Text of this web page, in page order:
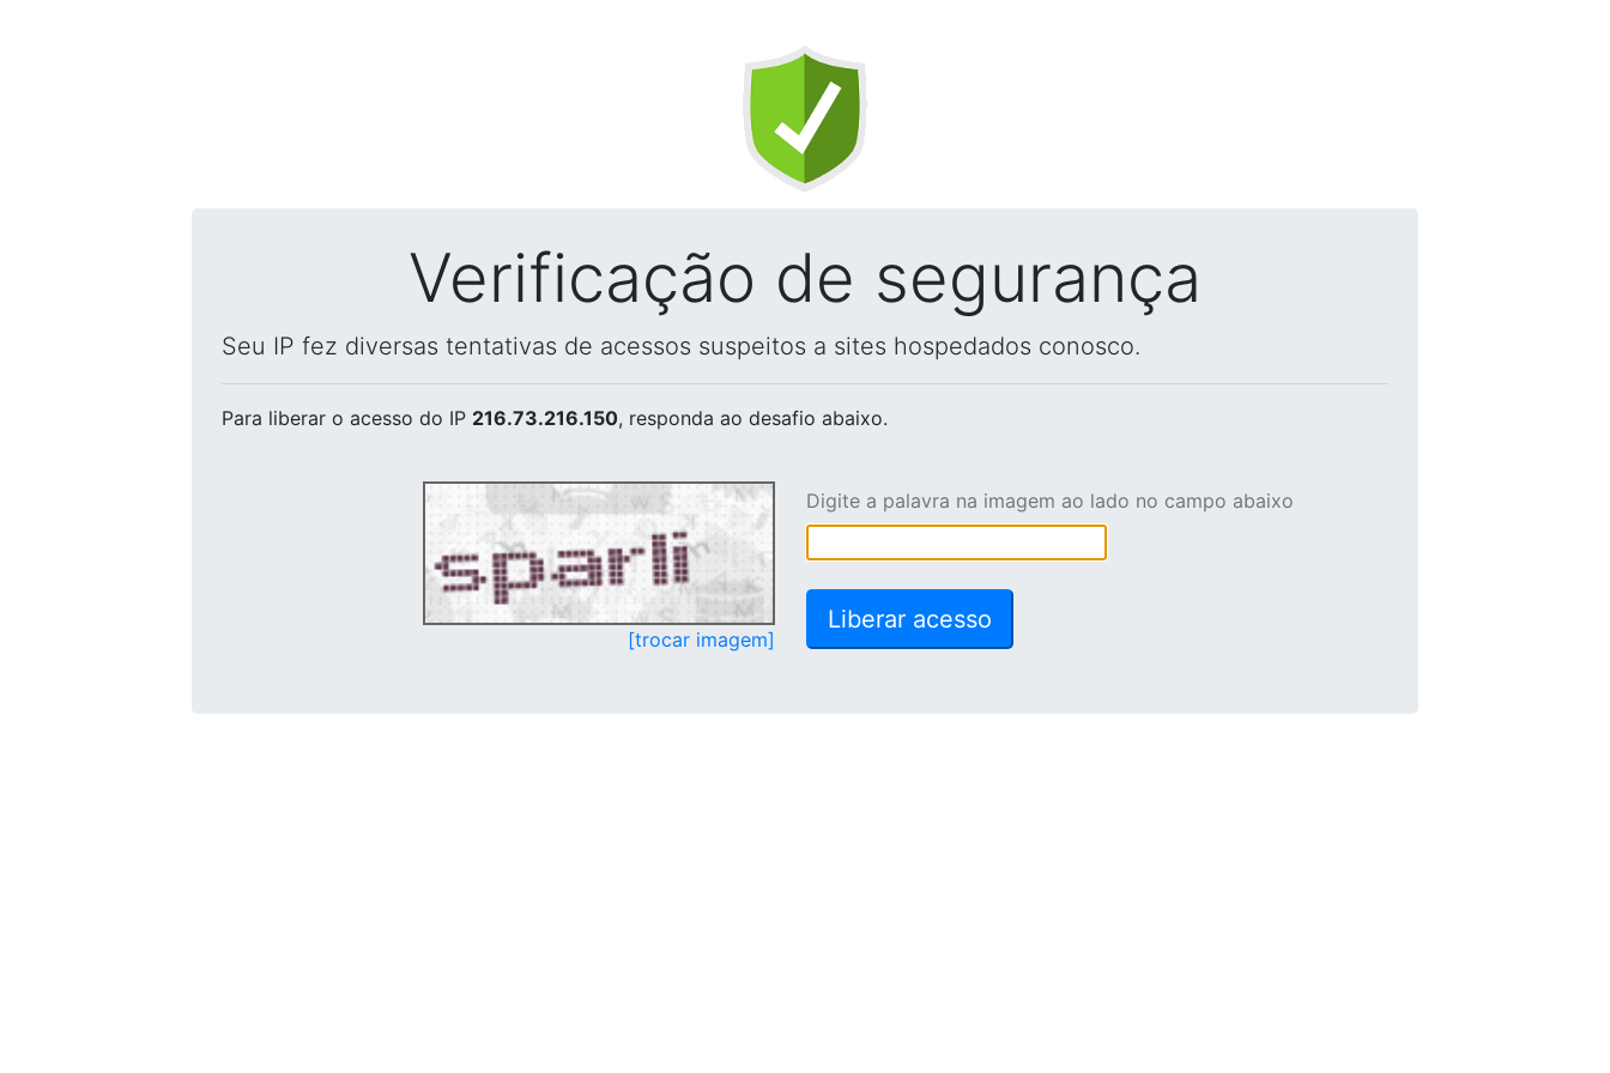
Verificação de segurança
Seu IP fez diversas tentativas de acessos suspeitos a sites hospedados conosco.
Para liberar o acesso do IP 216.73.216.150, responda ao desafio abaixo.
[trocar imagem]
Digite a palavra na imagem ao lado no campo abaixo